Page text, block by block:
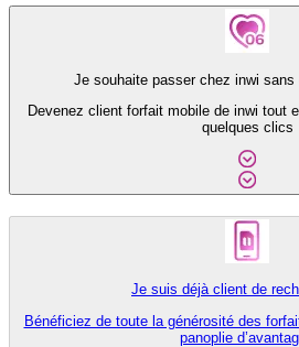
Je souhaite passer chez inwi sans
Devenez client forfait mobile de inwi tout
quelques clics
Je suis déjà client de
Bénéficiez de toute la générosité des
panoplie